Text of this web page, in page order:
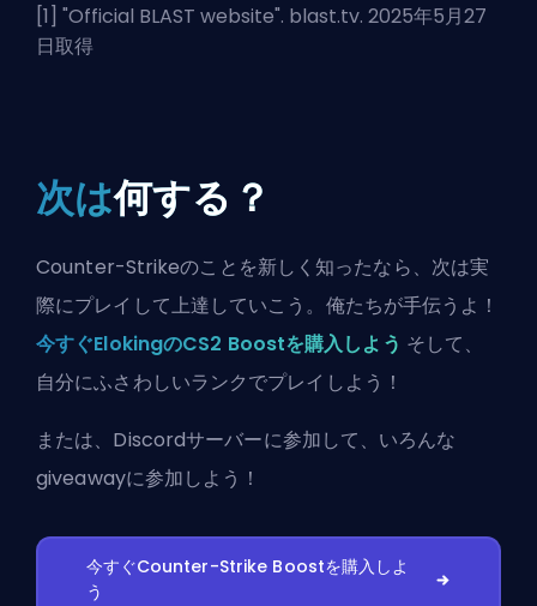
[1] "Official BLAST website". blast.tv. 2025年5月27
日取得
次は何する？
Counter-Strikeのことを新しく知ったなら、次は実
際にプレイして上達していこう。俺たちが手伝うよ！
今すぐElokingのCS2 Boostを購入しよう そして、
自分にふさわしいランクでプレイしよう！
または、 Discordサーバーに参加して、いろんな
giveawayに参加しよう！
今すぐCounter-Strike Boostを購入しよ
う